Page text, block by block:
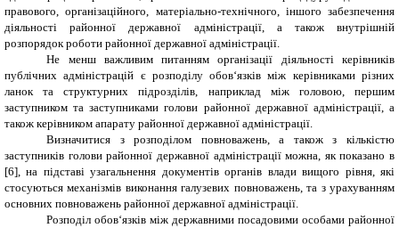
правового, організаційного, матеріально-технічного, іншого забезпечення
діяльності районної державної адміністрації, а також внутрішній
розпорядок роботи районної державної адміністрації.
Не менш важливим питанням організації діяльності керівників
публічних адміністрацій є розподілу обов‘язків між керівниками різних
ланок та структурних підрозділів, наприклад між головою, першим
заступником та заступниками голови районної державної адміністрації, а
також керівником апарату районної державної адміністрації.
Визначитися з розподілом повноважень, а також з кількістю
заступників голови районної державної адміністрації можна, як показано в
[6], на підставі узагальнення документів органів влади вищого рівня, які
стосуються механізмів виконання галузевих повноважень, та з урахуванням
основних повноважень районної державної адміністрації.
Розподіл обов‘язків між державними посадовими особами районної